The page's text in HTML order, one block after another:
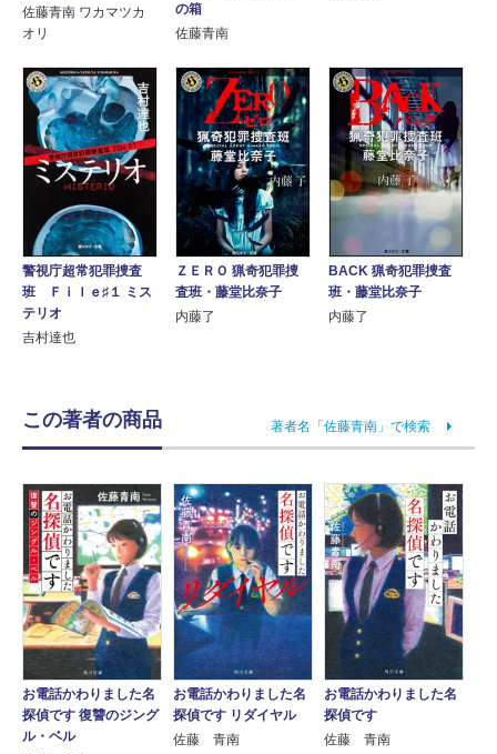
佐藤青南 ワカマツカ
オリ
の箱
佐藤青南
警視庁超常犯罪捜査
班 Ｆｉｌｅ♯１ ミス
テリオ
吉村達也
ＺＥＲＯ 猟奇犯罪捜
査班・藤堂比奈子
内藤了
BACK 猟奇犯罪捜査
班・藤堂比奈子
内藤了
この著者の商品 著者名「佐藤青南」で検索
お電話かわりました名
探偵です 復讐のジング
ル・ベル
お電話かわりました名
探偵です リダイヤル
佐藤 青南
お電話かわりました名
探偵です
佐藤 青南